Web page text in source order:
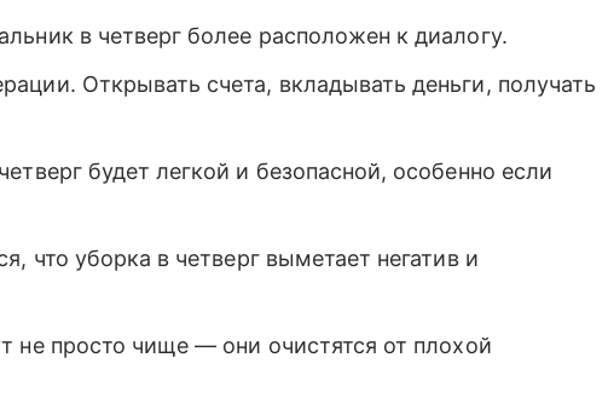
в четверг более расположен к диалогу.
Открывать счета, вкладывать деньги, получать
будет легкой и безопасной, особенно если
что уборка в четверг выметает негатив и
не просто чище — они очистятся от плохой